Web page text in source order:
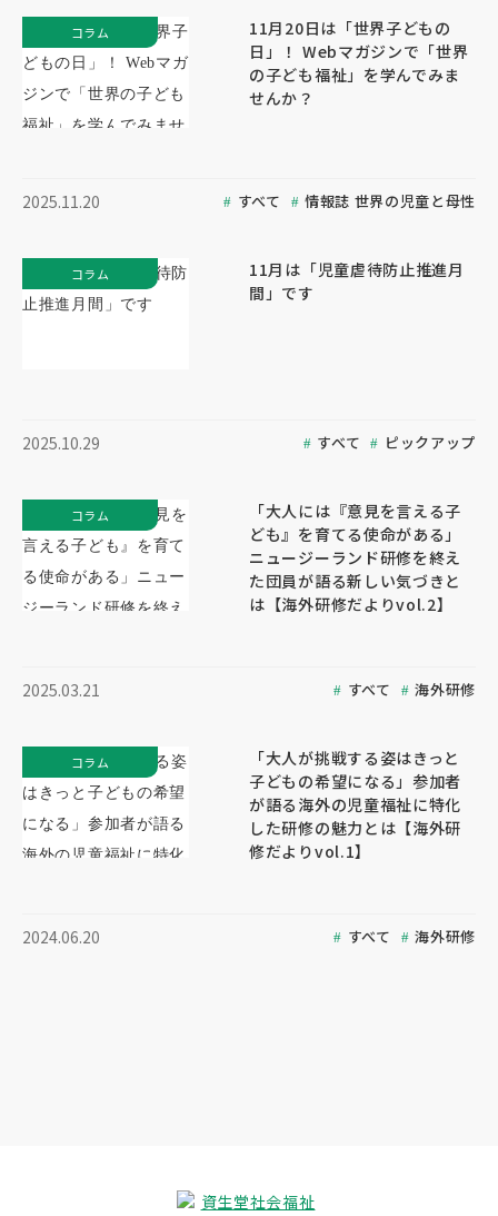
11月20日は「世界子どもの
日」！ Webマガジンで「世界
の子ども福祉」を学んでみま
せんか？
2025.11.20 すべて 情報誌 世界の児童と母性
コラム
11月は「児童虐待防止推進月
間」です
2025.10.29 すべて ピックアップ
コラム
「大人には『意見を言える子
ども』を育てる使命がある」
ニュージーランド研修を終え
た団員が語る新しい気づきと
は【海外研修だよりvol.2】
2025.03.21 すべて 海外研修
コラム
「大人が挑戦する姿はきっと
子どもの希望になる」参加者
が語る海外の児童福祉に特化
した研修の魅力とは【海外研
修だよりvol.1】
2024.06.20 すべて 海外研修
コラム